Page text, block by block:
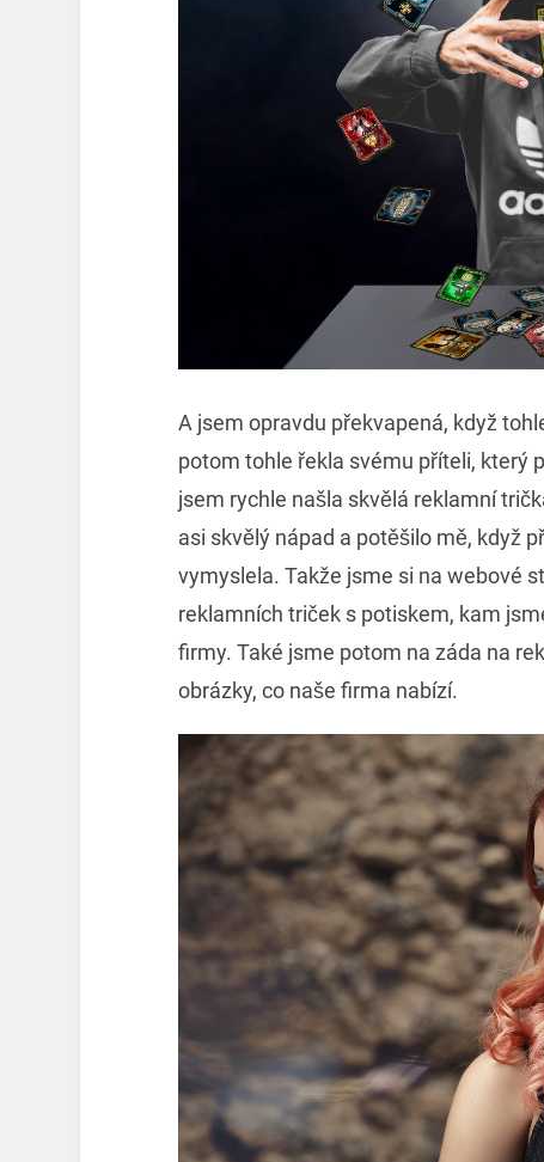
A jsem opravdu překvapená, když
potom tohle řekla svému příteli, který
jsem rychle našla skvělá reklamní
asi skvělý nápad a potěšilo mě, když
vymyslela. Takže jsme si na webové
reklamních triček s potiskem, kam
firmy. Také jsme potom na záda na
obrázky, co naše firma nabízí.